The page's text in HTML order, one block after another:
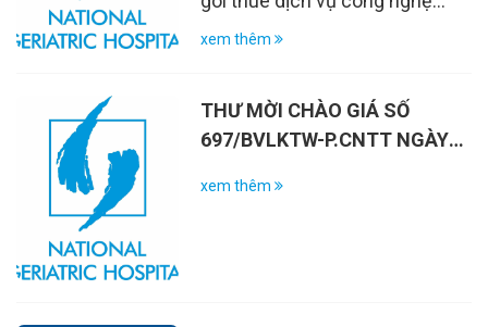
thông tin với thời gian thuê 36
dịch vụ công nghệ thông tin
năm 2026 phục vụ chuyển đổi
số tại Bệnh viện Lão khoa
xem thêm
THƯ MỜI CHÀO GIÁ SỐ
697/BVLKTW-P.CNTT NGÀY
xem thêm